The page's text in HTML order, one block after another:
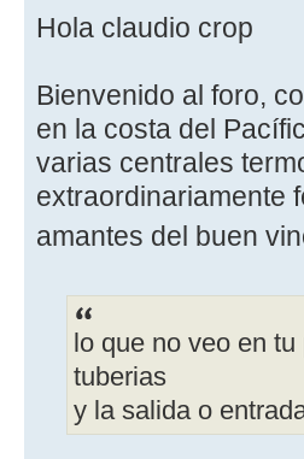
Hola claudio crop
Bienvenido al foro,
en la costa del
varias centrales
extraordinariamente
amantes del buen
lo que no veo en
tuberias
y la salida o